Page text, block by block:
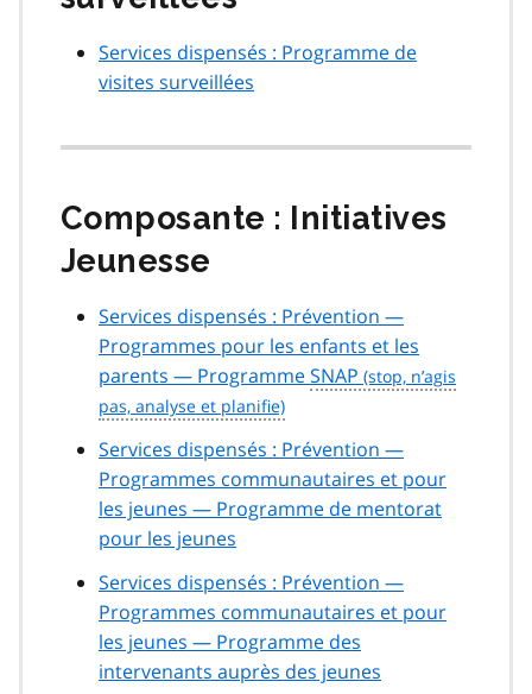
Services dispensés : Programme de
visites surveillées
Composante : Initiatives
Jeunesse
Services dispensés : Prévention —
Programmes pour les enfants et les
parents — ProgrammeSNAP
Services dispensés : Prévention —
Programmes communautaires et pour
les jeunes — Programme de mentorat
pour les jeunes
Services dispensés : Prévention —
Programmes communautaires et pour
les jeunes — Programme des
intervenants auprès des jeunes